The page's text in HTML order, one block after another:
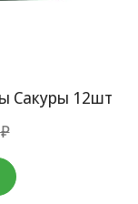
Сакуры 12шт